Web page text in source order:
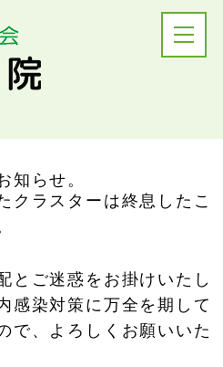
知らせ。
クラスターは終息したこ
とご迷惑をお掛けいたし
感染対策に万全を期して
で、よろしくお願いいた